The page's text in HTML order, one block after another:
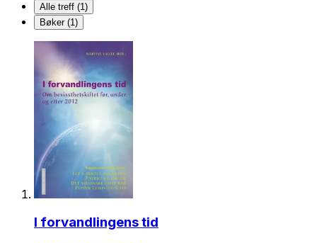
Alle treff (1)
Bøker (1)
I forvandlingens tid